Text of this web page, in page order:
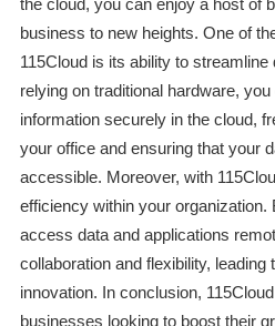
the cloud, you can enjoy a host of
business to new heights. One of
115Cloud is its ability to
relying on traditional hardware,
information securely in the cloud,
your office and ensuring that your
accessible. Moreover, with
efficiency within your organization.
access data and applications
collaboration and flexibility,
innovation. In conclusion,
businesses looking to boost their